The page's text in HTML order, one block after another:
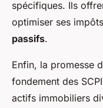
spécifiques. Ils
optimiser ses
passifs.
Enfin, la promesse
fondement des
actifs immobiliers